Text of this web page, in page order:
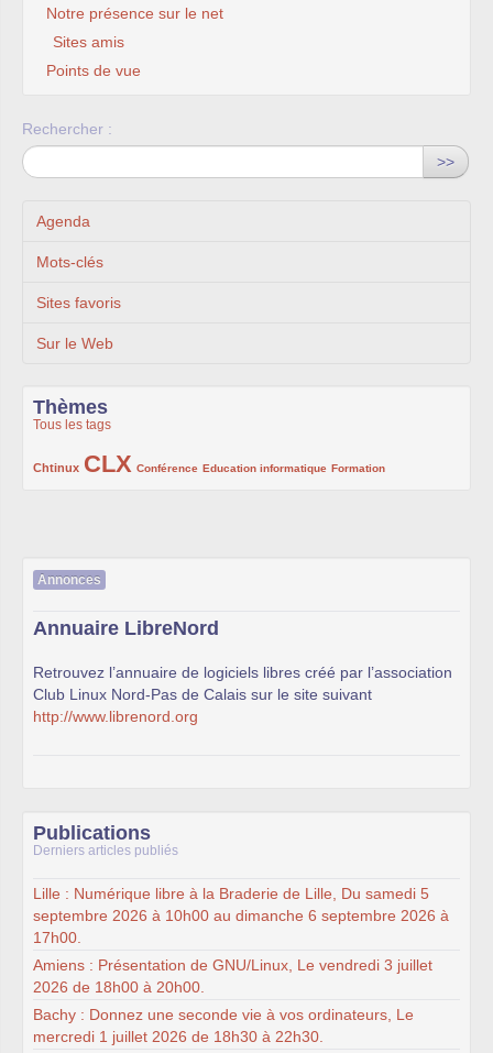
Notre présence sur le net
Sites amis
Points de vue
Rechercher :
>>
Agenda
Mots-clés
Sites favoris
Sur le Web
Thèmes
Tous les tags
Chtinux
222/1002CLX
1002/1002 Conférence
132/1002 Education informatique
119/1002 Formation
168/1002
Annonces
Annuaire LibreNord
Retrouvez l’annuaire de logiciels libres créé par l’association
Club Linux Nord-Pas de Calais sur le site suivant
http://www.librenord.org
Publications
Derniers articles publiés
Lille : Numérique libre à la Braderie de Lille, Du samedi 5
septembre 2026 à 10h00 au dimanche 6 septembre 2026 à
17h00.
Amiens : Présentation de GNU/Linux, Le vendredi 3 juillet
2026 de 18h00 à 20h00.
Bachy : Donnez une seconde vie à vos ordinateurs, Le
mercredi 1 juillet 2026 de 18h30 à 22h30.